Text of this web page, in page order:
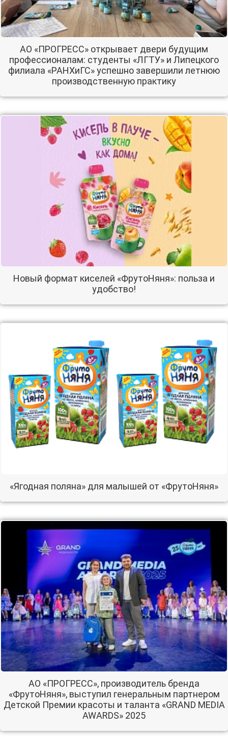
АО «ПРОГРЕСС» открывает двери будущим
профессионалам: студенты «ЛГТУ» и Липецкого
филиала «РАНХиГС» успешно завершили летнюю
производственную практику
Новый формат киселей «ФрутоНяня»: польза и
удобство!
«Ягодная поляна» для малышей от «ФрутоНяня»
АО «ПРОГРЕСС», производитель бренда
«ФрутоНяня», выступил генеральным партнером
Детской Премии красоты и таланта «GRAND MEDIA
AWARDS» 2025